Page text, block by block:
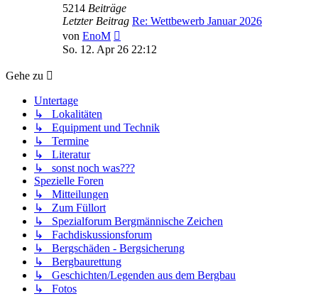
5214 Beiträge
Letzter Beitrag Re: Wettbewerb Januar 2026
von EnoM
Beitrag
So. 12. Apr 26 22:12
Gehe zu
Untertage
↳ Lokalitäten
↳ Equipment und Technik
↳ Termine
↳ Literatur
↳ sonst noch was???
Spezielle Foren
↳ Mitteilungen
↳ Zum Füllort
↳ Spezialforum Bergmännische Zeichen
↳ Fachdiskussionsforum
↳ Bergschäden - Bergsicherung
↳ Bergbaurettung
↳ Geschichten/Legenden aus dem Bergbau
↳ Fotos